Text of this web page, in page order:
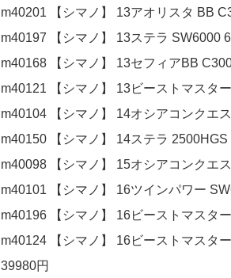
m40201 【シマノ】 13アオリスタ BB
m40197 【シマノ】 13ステラ SW6000
m40168 【シマノ】 13セフィアBB
m40121 【シマノ】 13ビーストマスタ
m40104 【シマノ】 14オシアコンクエ
m40150 【シマノ】 14ステラ
m40098 【シマノ】 15オシアコンクエ
m40101 【シマノ】 16ツインパワー
m40196 【シマノ】 16ビーストマスタ
m40124 【シマノ】 16ビーストマスタ
39980円